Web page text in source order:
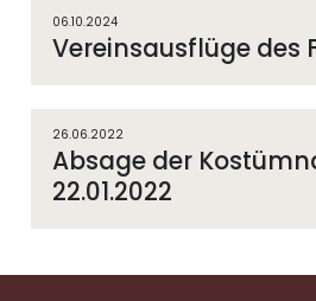
06.10.2024
Vereinsausflüge des
26.06.2022
Absage der
22.01.2022